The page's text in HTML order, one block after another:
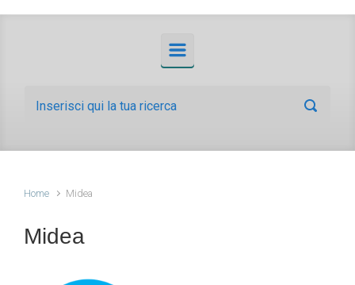
Home Midea
Midea